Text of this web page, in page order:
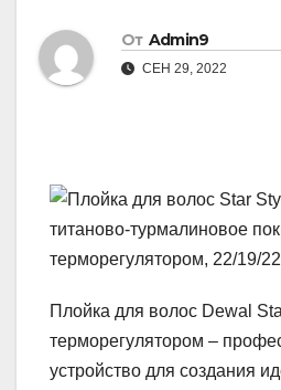
От Admin9
СЕН 29, 2022
Плойка для волос Dewal
терморегулятором –
устройство для создания